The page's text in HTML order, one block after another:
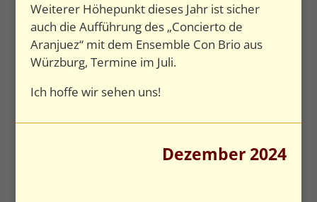
Weiterer Höhepunkt dieses Jahr ist sicher
auch die Aufführung des „Concierto de
Aranjuez“ mit dem Ensemble Con Brio aus
Würzburg, Termine im Juli.
Ich hoffe wir sehen uns!
Dezember 2024